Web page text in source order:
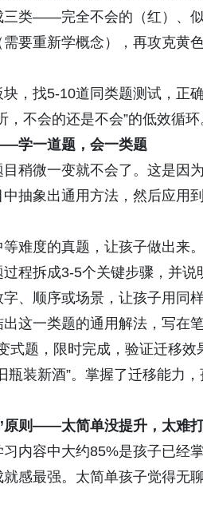
三类——完全不会的（红）、
需要重新学概念），再攻克
块，找5-10道同类题测试，正
，不会的还是不会”的低效循
学一道题，会一类题
稍微一变就不会了。这是因
抽象出通用方法，然后应用
等难度的真题，让孩子做出来
程拆成3-5个关键步骤，并说
、顺序或场景，让孩子用同
出这一类题的通用解法，写在
式题，限时完成，验证迁移效
瓶装新酒”。掌握了迁移能力
原则——太简单没提升，太难
内容中大约85%是孩子已经
感最强。太简单孩子觉得无